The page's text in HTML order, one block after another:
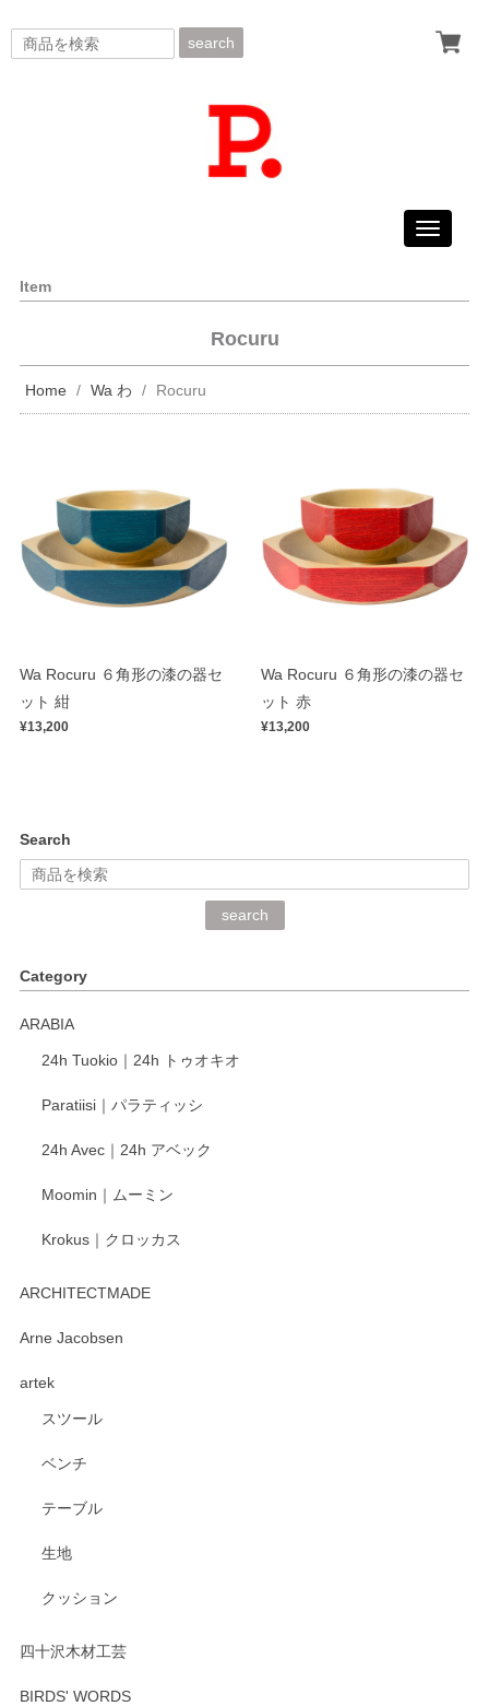
search
Toggle
Item
Rocuru
Home Wa わ Rocuru
Wa Rocuru ６角形の漆の器セ
ット 紺
¥13,200
Wa Rocuru ６角形の漆の器セ
ット 赤
¥13,200
Search
search
Category
ARABIA
24h Tuokio｜24h トゥオキオ
Paratiisi｜パラティッシ
24h Avec｜24h アベック
Moomin｜ムーミン
Krokus｜クロッカス
ARCHITECTMADE
Arne Jacobsen
artek
スツール
ベンチ
テーブル
生地
クッション
四十沢木材工芸
BIRDS' WORDS